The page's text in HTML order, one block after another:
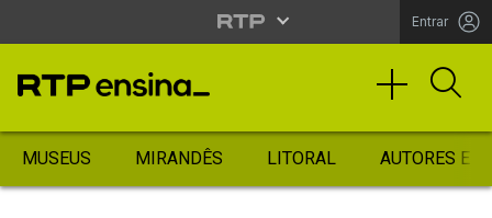
Entrar
MUSEUS MIRANDÊS LITORAL AUTORES